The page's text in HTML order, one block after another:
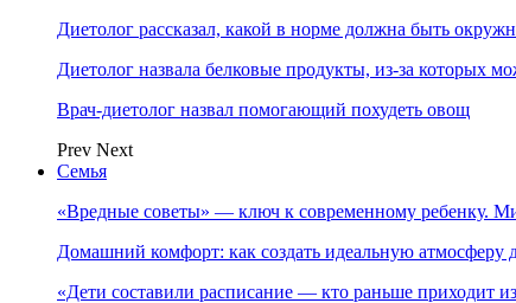
Диетолог рассказал, какой в норме должна быть
Диетолог назвала белковые продукты, из-за которых
Врач-диетолог назвал помогающий похудеть овощ
Prev Next
Семья
«Вредные советы» — ключ к современному ребенку.
Домашний комфорт: как создать идеальную атмосферу
«Дети составили расписание — кто раньше приходит